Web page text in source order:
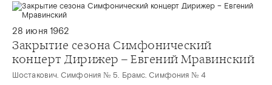
28 июня 1962
Закрытие сезона Симфонический
концерт Дирижер – Евгений Мравинский
Шостакович. Симфония № 5. Брамс. Симфония № 4